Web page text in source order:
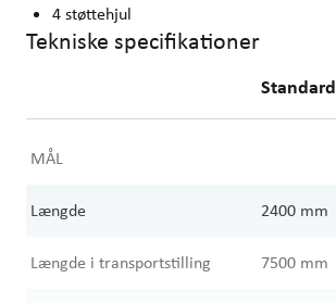
4 støttehjul
Tekniske specifikationer
Standard
MÅL
Længde 2400 mm
Længde i transportstilling 7500 mm